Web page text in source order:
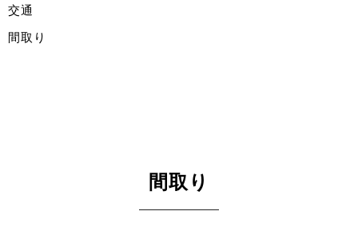
交通
間取り
間取り